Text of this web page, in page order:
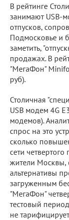
В рейтинге
занимают USB-
отпусков,
Подмосковье и
заметить,
продажах. В
"МегаФон"
руб).
Столичная
USB модем 4G
модемов).
спрос на это
сколько
сети
жители Москвы,
альтернативы
загруженным
"МегаФон"
тестовый
не